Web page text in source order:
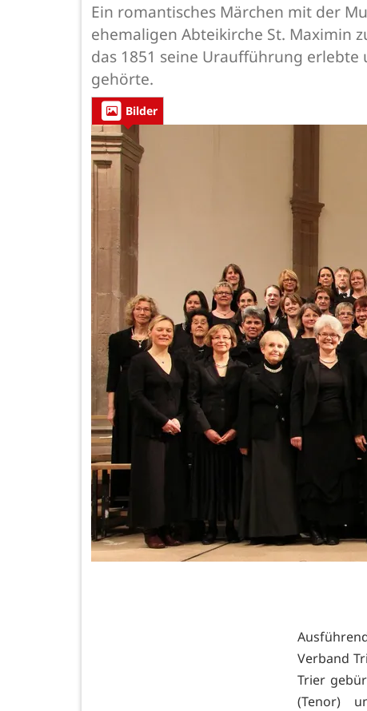
Ein romantisches Märchen mit der
ehemaligen Abteikirche St. Maximin
das 1851 seine Uraufführung
gehörte.
Bilder
Verband
Trier
(Tenor)